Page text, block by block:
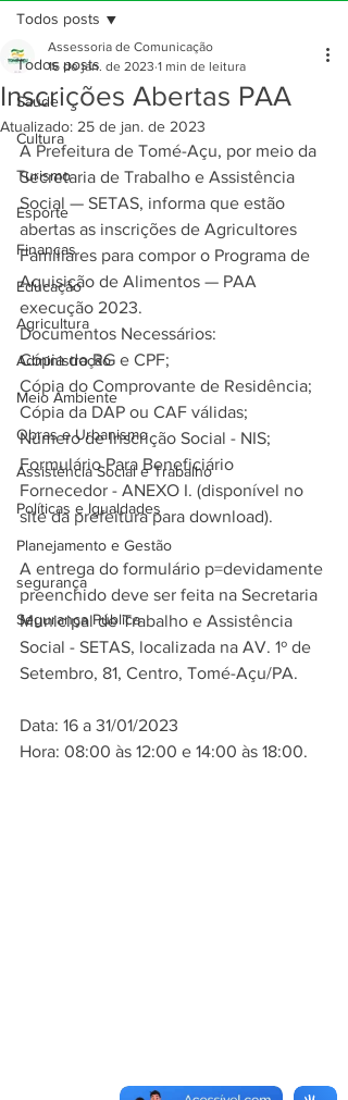
Todos posts
Saúde
Cultura
Turismo
Esporte
Finanças
Educação
Agricultura
Administração
Meio Ambiente
Obras e Urbanismo
Assistência Social e Trabalho
Políticas e Igualdades
Planejamento e Gestão
segurança
Segurança Pública
Todos posts
Inscrições Abertas PAA
Assessoria de Comunicação
16 de jan. de 2023 1 min de leitura
Atualizado: 25 de jan. de 2023
A Prefeitura de Tomé-Açu, por meio da
Secretaria de Trabalho e Assistência
Social — SETAS, informa que estão
abertas as inscrições de Agricultores
Familiares para compor o Programa de
Aquisição de Alimentos — PAA
execução 2023.
Documentos Necessários:
Cópia do RG e CPF;
Cópia do Comprovante de Residência;
Cópia da DAP ou CAF válidas;
Número de Inscrição Social - NIS;
Formulário Para Beneficiário
Fornecedor - ANEXO I. (disponível no
site da prefeitura para download).
A entrega do formulário p=devidamente
preenchido deve ser feita na Secretaria
Municipal de Trabalho e Assistência
Social - SETAS, localizada na AV. 1º de
Setembro, 81, Centro, Tomé-Açu/PA.
Data: 16 a 31/01/2023
Hora: 08:00 às 12:00 e 14:00 às 18:00.